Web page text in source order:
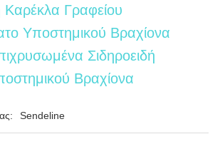
Καρέκλα Γραφείου
Υποστημικού Βραχίονα
Σιδηροειδή
Βραχίονα
Sendeline